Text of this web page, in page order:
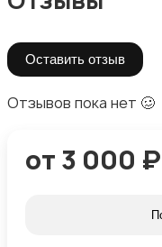
Оставить отзыв
Отзывов пока нет 🥴
от 3 000 ₽